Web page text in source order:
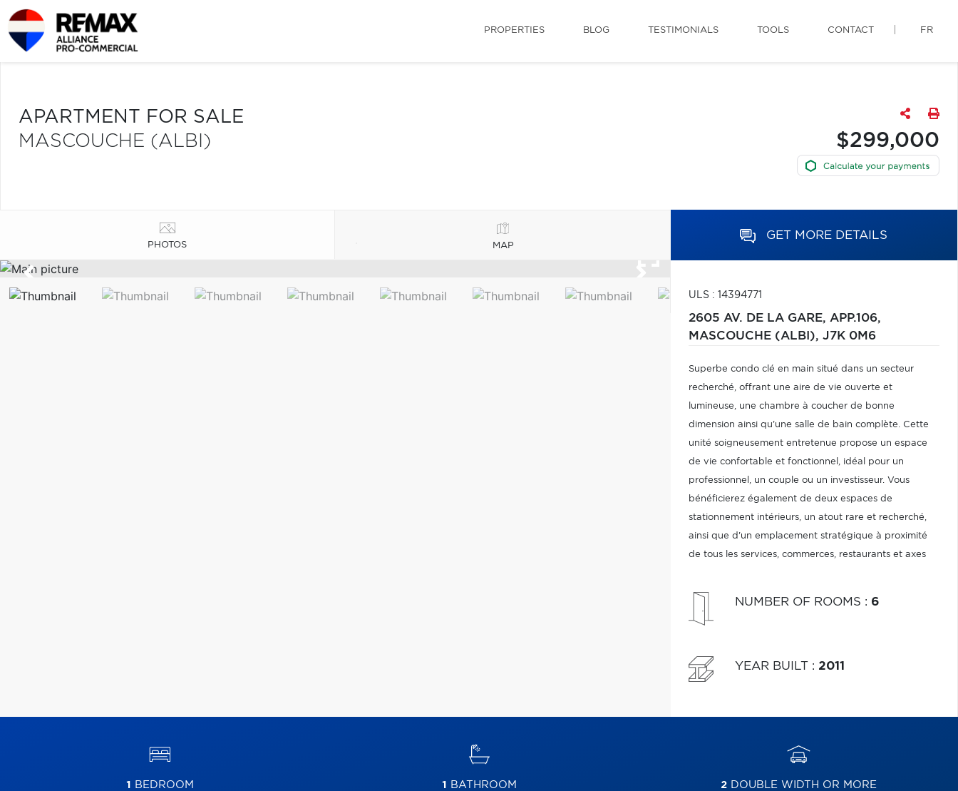
PROPERTIES BLOG TESTIMONIALS TOOLS CONTACT FR
APARTMENT FOR SALE
MASCOUCHE (ALBI)
$299,000
PHOTOS MAP
GET MORE DETAILS
ULS : 14394771
2605 AV. DE LA GARE, APP.106,
MASCOUCHE (ALBI), J7K 0M6
Superbe condo clé en main situé dans un secteur
recherché, offrant une aire de vie ouverte et
lumineuse, une chambre à coucher de bonne
dimension ainsi qu'une salle de bain complète. Cette
unité soigneusement entretenue propose un espace
de vie confortable et fonctionnel, idéal pour un
professionnel, un couple ou un investisseur. Vous
bénéficierez également de deux espaces de
stationnement intérieurs, un atout rare et recherché,
ainsi que d'un emplacement stratégique à proximité
de tous les services, commerces, restaurants et axes
NUMBER OF ROOMS : 6
YEAR BUILT : 2011
1 BEDROOM 1 BATHROOM 2DOUBLE WIDTH OR MORE